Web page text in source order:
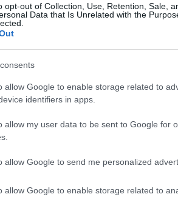
opt-out of Collection, Use, Retention, Sale,
Data that Is Unrelated with the
allow Google to enable storage related to
identifiers in apps.
allow my user data to be sent to Google for
allow Google to send me personalized
allow Google to enable storage related to
utazóautónak tervezték. A quattro hajtás
a legtöbben valaha használták, de a valódi
csendes utastér.